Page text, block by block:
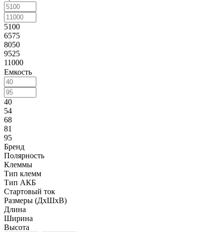
5100
6575
8050
9525
11000
Емкость
40
54
68
81
95
Бренд
Полярность
Клеммы
Тип клемм
Тип АКБ
Стартовый ток
Размеры (ДxШxВ)
Длина
Ширина
Высота